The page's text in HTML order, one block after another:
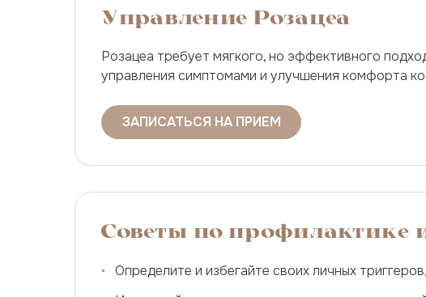
Управление Розацеа
Розацеа требует мягкого, но эффективного
управления симптомами и улучшения комфорта
ЗАПИСАТЬСЯ НА ПРИЕМ
Советы по профилактике
•
Определите и избегайте своих личных